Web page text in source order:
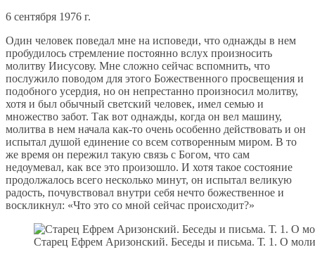
6 сентября 1976 г.
Один человек поведал мне на исповеди, что однажды в нем
пробудилось стремление постоянно вслух произносить
молитву Иисусову. Мне сложно сейчас вспомнить, что
послужило поводом для этого Божественного просвещения и
подобного усердия, но он непрестанно произносил молитву,
хотя и был обычный светский человек, имел семью и
множество забот. Так вот однажды, когда он вел машину,
молитва в нем начала как-то очень особенно действовать и он
испытал душой единение со всем сотворенным миром. В то
же время он пережил такую связь с Богом, что сам
недоумевал, как все это произошло. И хотя такое состояние
продолжалось всего несколько минут, он испытал великую
радость, почувствовал внутри себя нечто божественное и
воскликнул: «Что это со мной сейчас происходит?»
Старец Ефрем Аризонский. Беседы и письма. Т. 1. О